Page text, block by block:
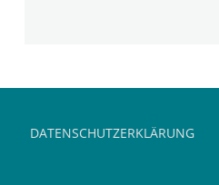
DATENSCHUTZERKLÄRUNG